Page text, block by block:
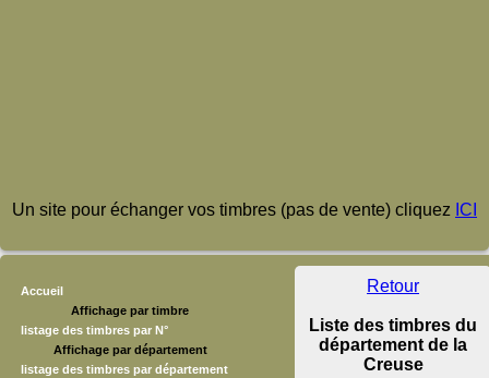
Un site pour échanger vos timbres (pas de vente) cliquez ICI
Accueil
Affichage par timbre
listage des timbres par N°
Affichage par département
listage des timbres par département
Retour
Liste des timbres du
département de la
Creuse